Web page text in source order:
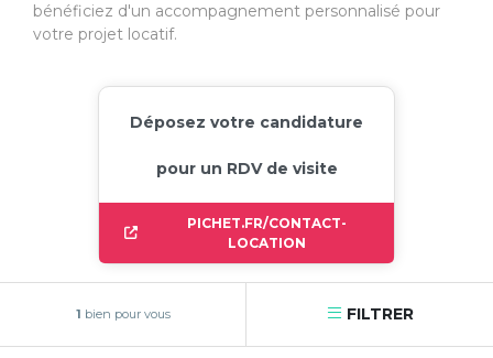
bénéficiez d'un accompagnement personnalisé pour
votre projet locatif.
Déposez votre candidature
pour un RDV de visite
PICHET.FR/CONTACT-
LOCATION
1 bien pour vous FILTRER